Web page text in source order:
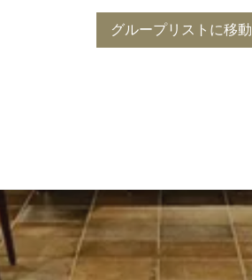
グループリストに移動